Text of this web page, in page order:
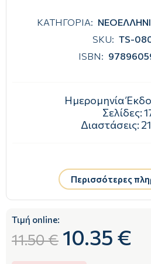
ΚΑΤΗΓΟΡΙΑ:
SKU: TS-
ISBN:
Ημερομηνία
Σελίδες:
Διαστάσεις:
Περισσότερες
Τιμή online:
11.50 € 10.35 €